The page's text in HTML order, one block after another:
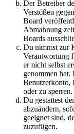
Der Betreiber
Verstößen
Board
Abmahnung
Boards
Du nimmst zur
Verantwortung
er nicht selbst
genommen hat.
Benutzerkonto,
oder zu sperren.
Du gestattest
abzuändern,
geeignet sind,
zuzufügen.